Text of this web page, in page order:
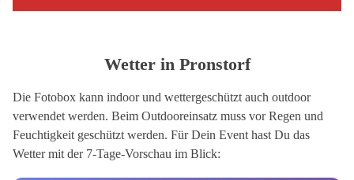
Wetter in Pronstorf
Die Fotobox kann indoor und wettergeschützt auch outdoor
verwendet werden. Beim Outdooreinsatz muss vor Regen und
Feuchtigkeit geschützt werden. Für Dein Event hast Du das
Wetter mit der 7-Tage-Vorschau im Blick: